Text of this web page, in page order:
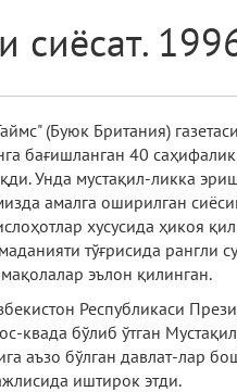
сиёсат.
(Буюк Британия)
бағишланган 40
Унда мустақил-ликка
амалга оширилган
хусусида ҳикоя
тўғрисида рангли
эълон қилинган.
Республикаси
квада бўлиб ўтган
аъзо бўлган давлат-лар
иштирок этди.